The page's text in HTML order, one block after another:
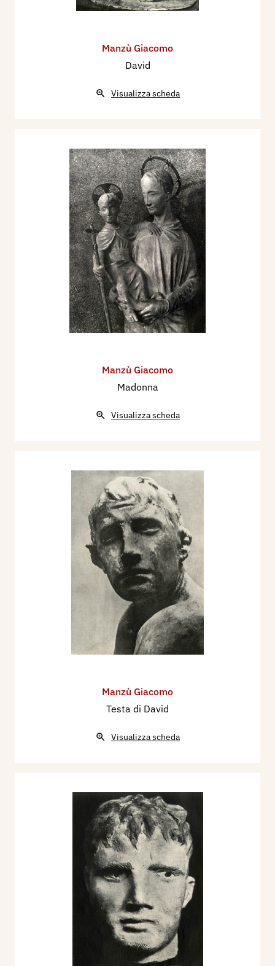
Manzù Giacomo
David
Visualizza scheda
Manzù Giacomo
Madonna
Visualizza scheda
Manzù Giacomo
Testa di David
Visualizza scheda